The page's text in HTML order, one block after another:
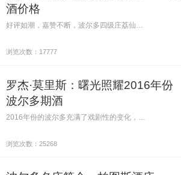
酒价格
好评如潮，嘉赞不断，波尔多四级庄荔仙…
浏览次数：17777
罗杰·莫里斯：曙光照耀2016年份
波尔多期酒
2016年份的波尔多充满了戏剧性的变化，…
浏览次数：25268